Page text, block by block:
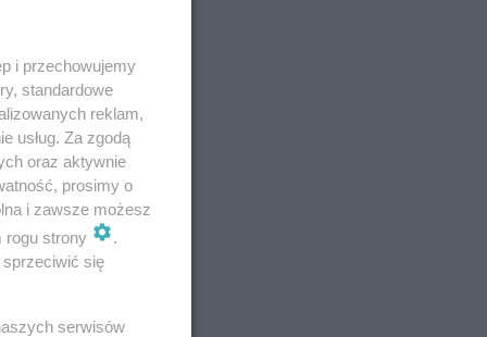
i przechowujemy
standardowe
reklam,
usług. Za zgodą
oraz aktywnie
prosimy o
i zawsze możesz
rogu strony
.
się
serwisów